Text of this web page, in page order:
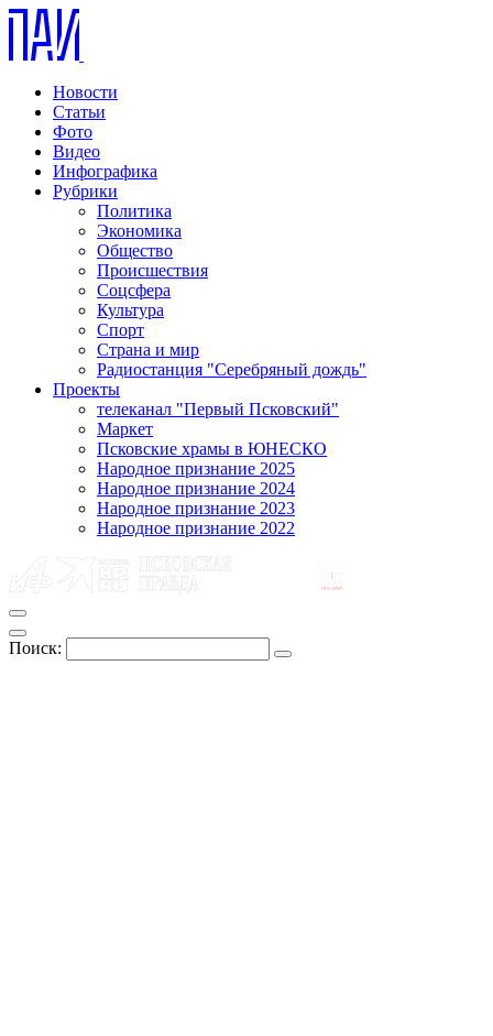
Новости
Статьи
Фото
Видео
Инфографика
Рубрики
Политика
Экономика
Общество
Происшествия
Соцсфера
Культура
Спорт
Страна и мир
Радиостанция "Серебряный дождь"
Проекты
телеканал "Первый Псковский"
Маркет
Псковские храмы в ЮНЕСКО
Народное признание 2025
Народное признание 2024
Народное признание 2023
Народное признание 2022
Поиск: